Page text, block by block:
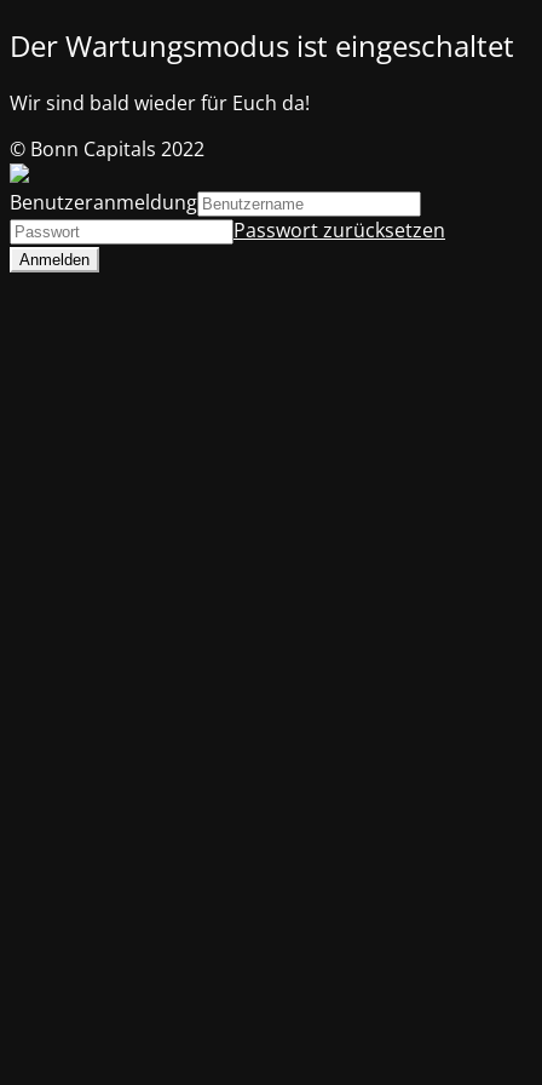
Der Wartungsmodus ist eingeschaltet
Wir sind bald wieder für Euch da!
© Bonn Capitals 2022
Benutzeranmeldung
Passwort zurücksetzen